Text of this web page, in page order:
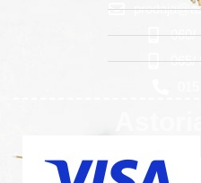
060/
065/